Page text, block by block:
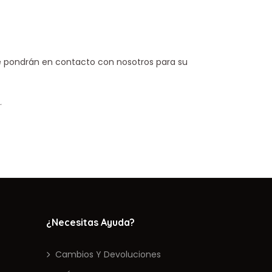
en contacto con nosotros para su
¿Necesitas Ayuda?
Cambios Y Devoluciones